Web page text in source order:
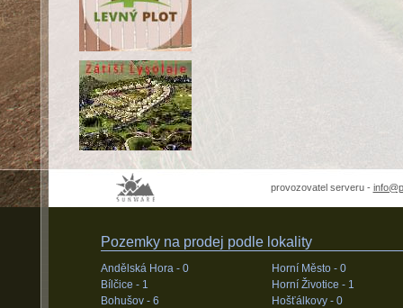
provozovatel serveru -
Pozemky na prodej podle lokality
Andělská Hora - 0
Bílčice - 1
Bohušov - 6
Horní Město - 0
Horní Životice - 1
Hošťálkovy - 0